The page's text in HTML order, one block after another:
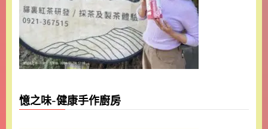
憶之味-健康手作廚房